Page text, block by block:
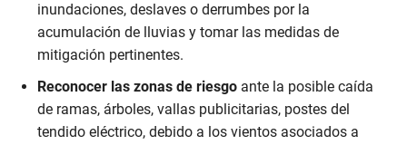
inundaciones, deslaves o derrumbes por la
acumulación de lluvias y tomar las medidas de
mitigación pertinentes.
Reconocer las zonas de riesgo ante la posible caída
de ramas, árboles, vallas publicitarias, postes del
tendido eléctrico, debido a los vientos asociados a